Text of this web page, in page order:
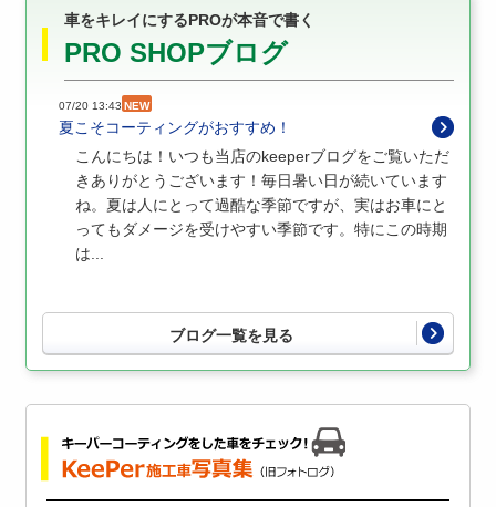
車をキレイにするPROが本音で書く
PRO SHOPブログ
07/20 13:43 NEW
夏こそコーティングがおすすめ！
こんにちは！いつも当店のkeeperブログをご覧いただ
きありがとうございます！毎日暑い日が続いています
ね。夏は人にとって過酷な季節ですが、実はお車にと
ってもダメージを受けやすい季節です。特にこの時期
は...
ブログ一覧を見る